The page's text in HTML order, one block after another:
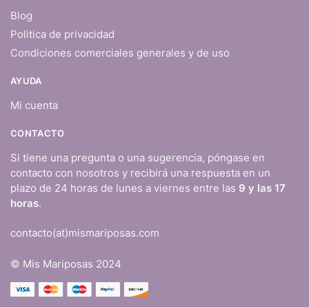
Blog
Politica de privacidad
Condiciones comerciales generales y de uso
AYUDA
Mi cuenta
CONTACTO
Si tiene una pregunta o una sugerencia, póngase en
contacto con nosotros y recibirá una respuesta en un
plazo de 24 horas de lunes a viernes entre las 9 y las 17
horas.
contacto(at)mismariposas.com
© Mis Mariposas 2024